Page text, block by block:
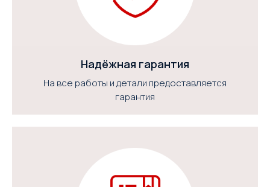
Надёжная гарантия
На все работы и детали предоставляется
гарантия